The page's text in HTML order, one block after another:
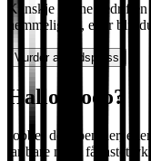
Kanskje denne
hemmelighet, eller blir
Vurder arbeidsplass
Halloooooo?
Jobber det noen her,
tar bare noen få tastetrykk.